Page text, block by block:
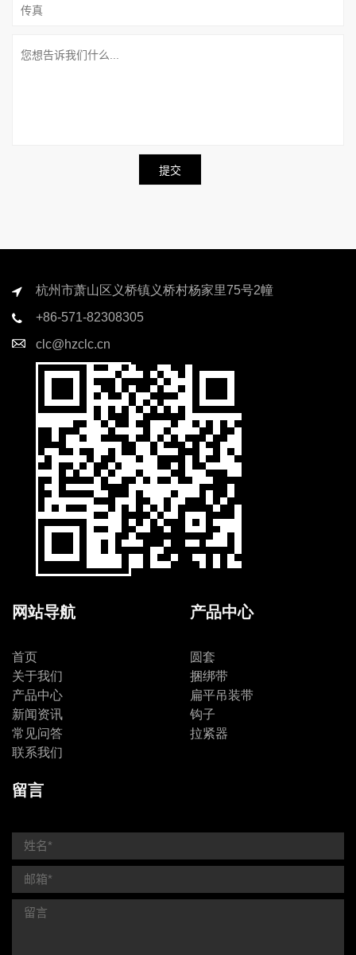
杭州市萧山区义桥镇义桥村杨家里75号2幢
+86-571-82308305
clc@hzclc.cn
网站导航
首页
关于我们
产品中心
新闻资讯
常见问答
联系我们
产品中心
圆套
捆绑带
扁平吊装带
钩子
拉紧器
留言